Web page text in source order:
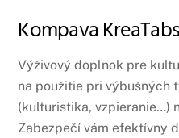
Kompava
Výživový doplnok pre
na použitie pri výbušných
(kulturistika, vzpieranie…)
Zabezpečí vám efektívny